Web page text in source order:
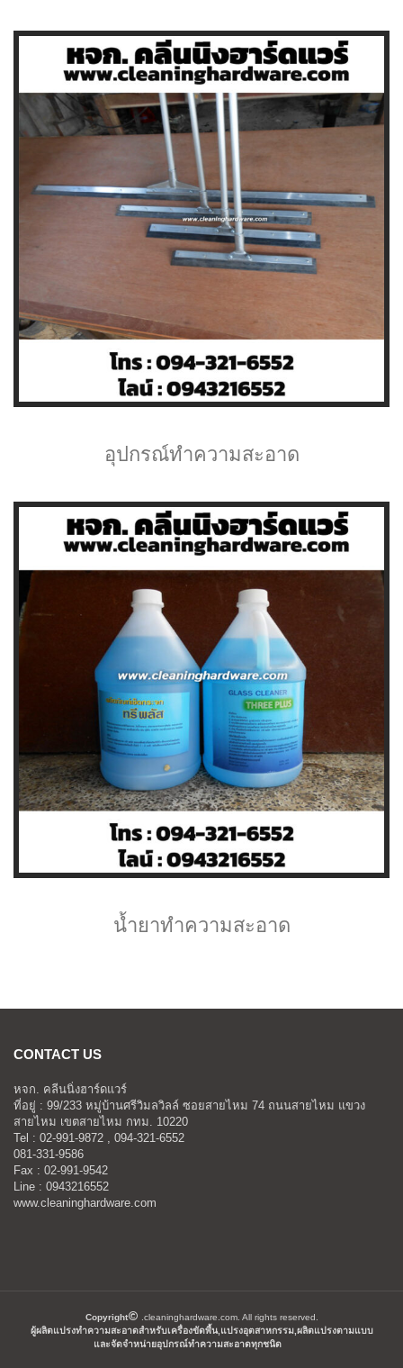
อุปกรณ์ทำความสะอาด
น้ำยาทำความสะอาด
CONTACT US
หจก. คลีนนิ่งฮาร์ดแวร์
ที่อยู่ : 99/233 หมู่บ้านศรีวิมลวิลล์ ซอยสายไหม 74 ถนนสายไหม แขวง
สายไหม เขตสายไหม กทม. 10220
Tel : 02-991-9872 , 094-321-6552
081-331-9586
Fax : 02-991-9542
Line : 0943216552
www.cleaninghardware.com
Copyright
.cleaninghardware.com. All rights reserved.
ผู้ผลิตแปรงทำความสะอาดสำหรับเครื่องขัดพื้น,แปรงอุตสาหกรรม,ผลิตแปรงตามแบบ
และจัดจำหน่ายอุปกรณ์ทำความสะอาดทุกชนิด